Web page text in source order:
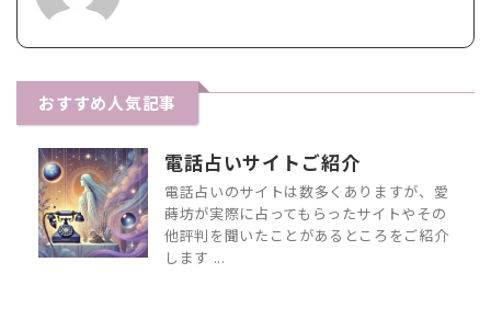
おすすめ人気記事
電話占いサイトご紹介
電話占いのサイトは数多くありますが、愛
蒔坊が実際に占ってもらったサイトやその
他評判を聞いたことがあるところをご紹介
します ...